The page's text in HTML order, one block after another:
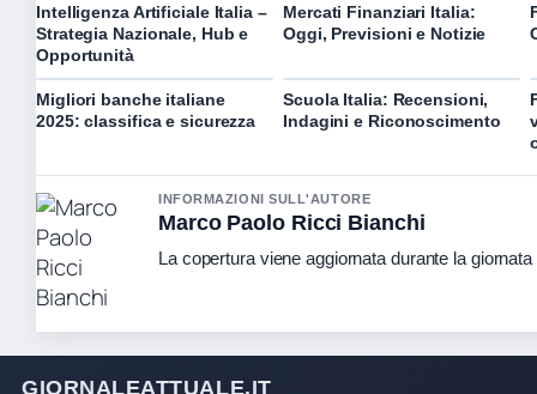
Intelligenza Artificiale Italia –
Strategia Nazionale, Hub e
Opportunità
Mercati Finanziari Italia:
Oggi, Previsioni e Notizie
Migliori banche italiane
2025: classifica e sicurezza
Scuola Italia: Recensioni,
Indagini e Riconoscimento
INFORMAZIONI SULL'AUTORE
Marco Paolo Ricci Bianchi
La copertura viene aggiornata durante la
GIORNALEATTUALE.IT